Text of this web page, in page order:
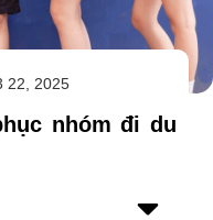
22, 2025
nhóm đi du